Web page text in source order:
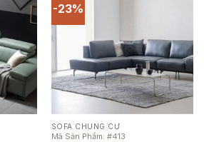
-23%
SOFA CHUNG CƯ
Mã Sản Phẩm: #413